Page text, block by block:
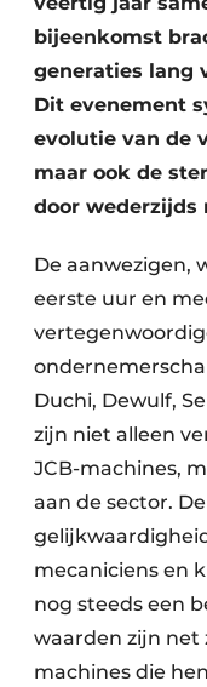
bijeenkomst
generaties lang
Dit evenement
evolutie van de
maar ook de
door wederzijds
De aanwezigen,
eerste uur en
Duchi, Dewulf,
zijn niet alleen
JCB-machines,
aan de sector.
mecaniciens en
nog steeds een
waarden zijn net
machines die